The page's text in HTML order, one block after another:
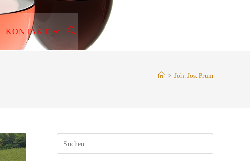
KONTAKT WEBSITE-
> Joh. Jos. Prüm
Escape